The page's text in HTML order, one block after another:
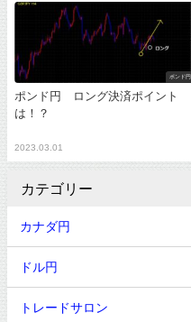
ポンド円
ポンド円 ロング決済ポイント
は！？
2023.03.01
カテゴリー
カナダ円
ドル円
トレードサロン